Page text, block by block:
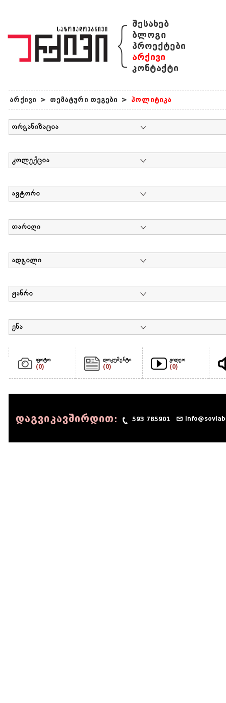
{ შესახებ
ბლოგი
პროექტები
არქივი
კონტაქტი
არქივი > თემატური თეგები > პოლიტიკა
ორგანიზაცია
კოლექცია
ავტორი
თარიღი
ადგილი
ჟანრი
ენა
ფოტო
(0)
დოკუმენტი
(0)
ვიდეო
(0)
დაგვიკავშირდით: 593 785901